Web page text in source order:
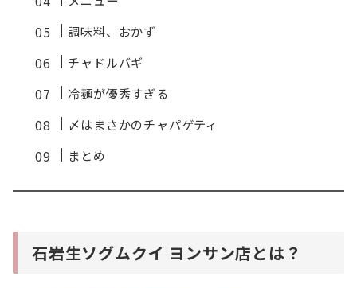
調味料、おかず
チャドルバギ
冷麺が優秀すぎる
〆はまさかのチャパゲティ
まとめ
石岩生ソグムクイ ヨンサン店とは？